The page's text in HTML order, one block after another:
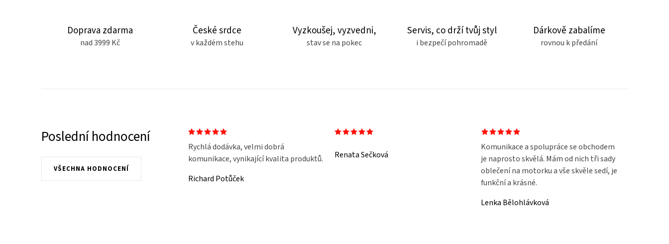
Doprava zdarma
nad 3999 Kč
České srdce
v každém stehu
Vyzkoušej, vyzvedni,
stav se na pokec
Servis, co drží tvůj styl
i bezpečí pohromadě
Dárkově zabalíme
rovnou k předání
Poslední hodnocení
VŠECHNA HODNOCENÍ
Rychlá dodávka, velmi dobrá
komunikace, vynikající kvalita produktů.
Richard Potůček
Renata Sečková
Komunikace a spolupráce se obchodem
je naprosto skvělá. Mám od nich tři sady
oblečení na motorku a vše skvěle sedí, je
funkční a krásné.
Lenka Bělohlávková